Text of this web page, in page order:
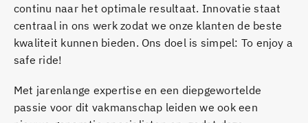
continu naar het optimale resultaat. Innovatie staat
centraal in ons werk zodat we onze klanten de beste
kwaliteit kunnen bieden. Ons doel is simpel: To enjoy a
safe ride!
Met jarenlange expertise en een diepgewortelde
passie voor dit vakmanschap leiden we ook een